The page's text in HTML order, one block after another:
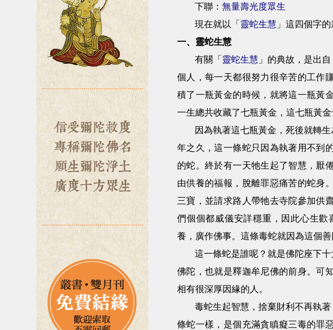
下聯： 無量壽光度眾生
現在就以「 靈蛇生慧 」這四個字
一、靈蛇生慧
有關「 靈蛇生慧 」的典故，是出
個人，每一天都很努力很辛苦的工作
積了一瓶黃金的時候，就將這一瓶黃
一生總共收藏了七瓶黃金，這七瓶黃金
因為執著這七瓶黃金，死後就轉生
年之久，這一條蛇只因為執著用不到
的蛇。終於有一天牠生起了智慧，厭
由供養的福報，脫離罪惡痛苦的蛇身
三寶，並請求路人帶牠去寺院參加供
們個個都威儀安詳穩重，因此心生
養，廣作佛事。這條毒蛇就因為這個
這一條蛇是誰呢？就是佛陀座下十
佛陀，也就是釋迦牟尼佛的前身。可
相有很深厚因緣的人。
毒蛇生起智慧，捨棄財利不再執著
條蛇一樣，是個充滿貪瞋癡三毒的罪